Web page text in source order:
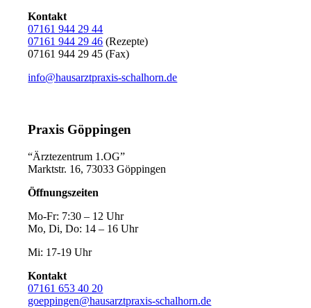
Kontakt
07161 944 29 44
07161 944 29 46 (Rezepte)
07161 944 29 45 (Fax)
info@hausarztpraxis-schalhorn.de
Praxis Göppingen
“Ärztezentrum 1.OG”
Marktstr. 16, 73033 Göppingen
Öffnungszeiten
Mo-Fr: 7:30 – 12 Uhr
Mo, Di, Do: 14 – 16 Uhr
Mi: 17-19 Uhr
Kontakt
07161 653 40 20
goeppingen@hausarztpraxis-schalhorn.de